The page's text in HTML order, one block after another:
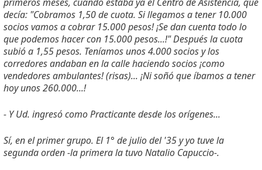
decía: "Cobramos 1,50 de cuota. Si llegamos a tener 10.000
socios vamos a cobrar 15.000 pesos! ¡Se dan cuenta todo lo
que podemos hacer con 15.000 pesos...!" Después la cuota
subió a 1,55 pesos. Teníamos unos 4.000 socios y los
corredores andaban en la calle haciendo socios ¡como
vendedores ambulantes! (risas)... ¡Ni soñó que íbamos a tener
hoy unos 260.000...!
- Y Ud. ingresó como Practicante desde los orígenes...
Sí, en el primer grupo. El 1° de julio del '35 y yo tuve la
segunda orden -la primera la tuvo Natalio Capuccio-.